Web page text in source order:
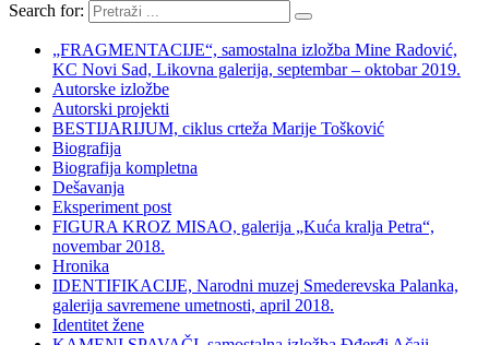
Search for:
„FRAGMENTACIJE“, samostalna izložba Mine Radović,
KC Novi Sad, Likovna galerija, septembar – oktobar 2019.
Autorske izložbe
Autorski projekti
BESTIJARIJUM, ciklus crteža Marije Tošković
Biografija
Biografija kompletna
Dešavanja
Eksperiment post
FIGURA KROZ MISAO, galerija „Kuća kralja Petra“,
novembar 2018.
Hronika
IDENTIFIKACIJE, Narodni muzej Smederevska Palanka,
galerija savremene umetnosti, april 2018.
Identitet žene